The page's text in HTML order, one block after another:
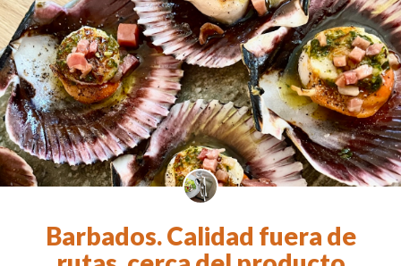
Barbados. Calidad fuera de